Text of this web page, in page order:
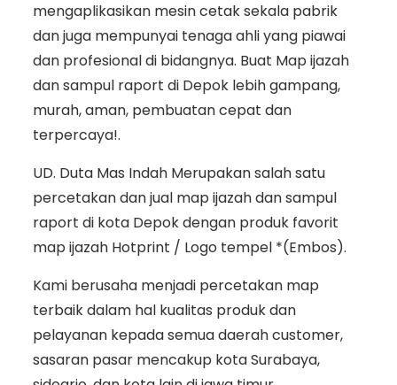
mengaplikasikan mesin cetak sekala pabrik
dan juga mempunyai tenaga ahli yang piawai
dan profesional di bidangnya. Buat Map ijazah
dan sampul raport di Depok lebih gampang,
murah, aman, pembuatan cepat dan
terpercaya!.
UD. Duta Mas Indah Merupakan salah satu
percetakan dan jual map ijazah dan sampul
raport di kota Depok dengan produk favorit
map ijazah Hotprint / Logo tempel *(Embos).
Kami berusaha menjadi percetakan map
terbaik dalam hal kualitas produk dan
pelayanan kepada semua daerah customer,
sasaran pasar mencakup kota Surabaya,